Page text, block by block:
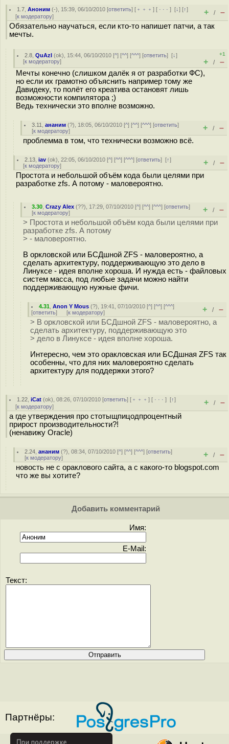
1.7 ,Аноним (-), 15:39, 06/10/2010 [ответить] [ ﹢﹢﹢] [ · · ·][↓] [↑]
[к модератору] + / –
Обязательно научаться, если кто-то напишет патчи, а так
мечты.
2.8 ,QuAzI (ok), 15:44, 06/10/2010 [^] [^^] [^^^] [ответить][↓]
[к модератору]
+1
+ / –
Мечты конечно (слишком далёк я от разработки ФС),
но если их грамотно объяснить например тому же
Давидеку, то полёт его креатива остановят лишь
возможности компилятора ;)
Ведь технически это вполне возможно.
3.11 ,ананим (?), 18:05, 06/10/2010 [^] [^^] [^^^] [ответить]
[к модератору] + / –
проблемма в том, что технически возможно всё.
2.13 ,iav (ok), 22:05, 06/10/2010 [^] [^^] [^^^] [ответить][↑]
[к модератору] + / –
Простота и небольшой объём кода были целями при
разработке zfs. А потому - маловероятно.
3.30 ,Crazy Alex (??), 17:29, 07/10/2010 [^] [^^] [^^^] [ответить]
[к модератору] + / –
> Простота и небольшой объём кода были целями при
разработке zfs. А потому
> - маловероятно.
В оркловской или БСДшной ZFS - маловероятно, а
сделать архитектуру, поддерживающую это дело в
Линуксе - идея вполне хороша. И нужда есть - файловых
систем масса, под любые задачи можно найти
поддерживающую нужные фичи.
4.31 ,Anon Y Mous (?), 19:41, 07/10/2010 [^] [^^] [^^^]
[ответить] [к модератору] + / –
> В оркловской или БСДшной ZFS - маловероятно, а
сделать архитектуру, поддерживающую это
> дело в Линуксе - идея вполне хороша.
Интересно, чем это оракловская или БСДшная ZFS так
особенны, что для них маловероятно сделать
архитектуру для поддержки этого?
1.22 ,iCat (ok), 08:26, 07/10/2010 [ответить] [ ﹢﹢﹢] [ · · ·][↑]
[к модератору] + / –
а где утверждения про стотыщпицодпроцентный
прирост производительности?!
(ненавижу Oracle)
2.24 ,ананим (?), 08:34, 07/10/2010 [^] [^^] [^^^] [ответить]
[к модератору] + / –
новость не с ораклового сайта, а с какого-то blogspot.com
что же вы хотите?
Добавить комментарий
Имя:
E-Mail:
Текст:
Партнёры: